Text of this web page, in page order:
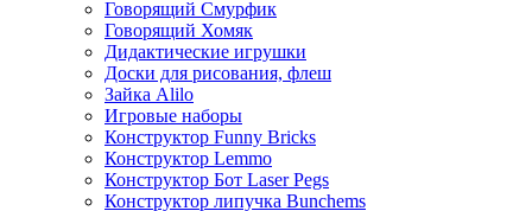
Говорящий Смурфик
Говорящий Хомяк
Дидактические игрушки
Доски для рисования, флеш
Зайка Alilo
Игровые наборы
Конструктор Funny Bricks
Конструктор Lemmo
Конструктор Бот Laser Pegs
Конструктор липучка Bunchems